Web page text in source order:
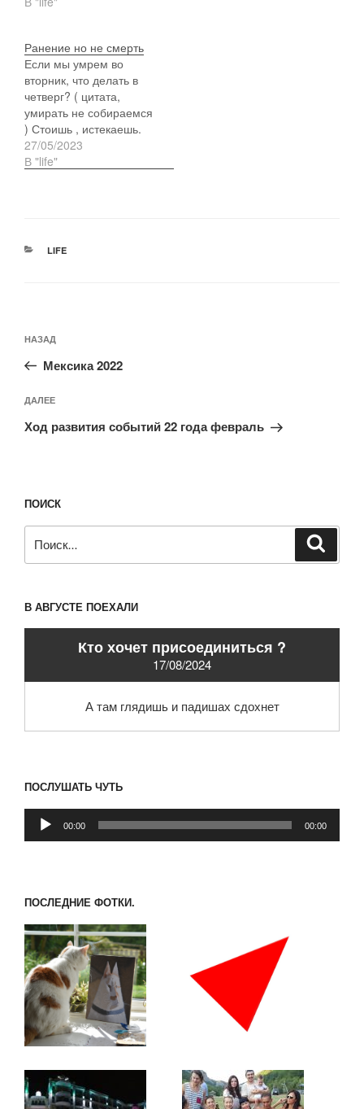
Ранение но не смерть
Если мы умрем во
вторник, что делать в
четверг? ( цитата,
умирать не собираемся
) Стоишь , истекаешь.
Временный тупеж.
Осматриваешься.
27/05/2023
В "life"
РУБРИКИ
LIFE
по
записям
Предыдущая
запись:
НАЗАД
Мексика 2022
Следующая
запись
ДАЛЕЕ
Ход развития событий 22 года февраль
ПОИСК
В АВГУСТЕ ПОЕХАЛИ
Кто хочет присоединиться ?
17/08/2024
А там глядишь и падишах сдохнет
ПОСЛУШАТЬ ЧУТЬ
Аудиоплеер
00:00 00:00
ПОСЛЕДНИЕ ФОТКИ.